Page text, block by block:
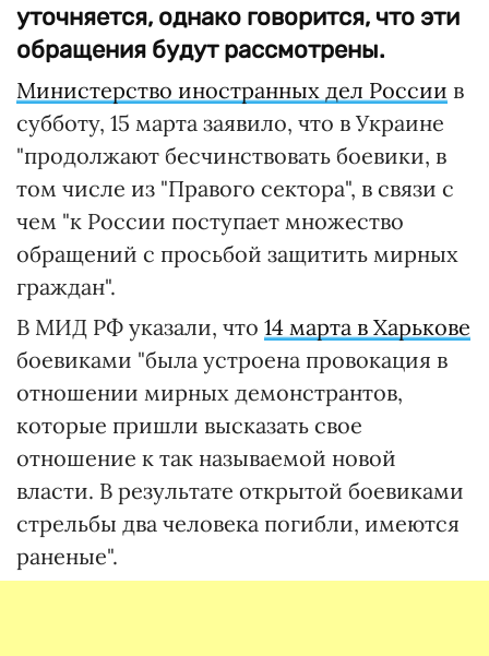
уточняется, однако говорится, что эти
обращения будут рассмотрены.
Министерство иностранных дел России в
субботу, 15 марта заявило, что в Украине
"продолжают бесчинствовать боевики, в
том числе из "Правого сектора", в связи с
чем "к России поступает множество
обращений с просьбой защитить мирных
граждан".
В МИД РФ указали, что 14 марта в Харькове
боевиками "была устроена провокация в
отношении мирных демонстрантов,
которые пришли высказать свое
отношение к так называемой новой
власти. В результате открытой боевиками
стрельбы два человека погибли, имеются
раненые".